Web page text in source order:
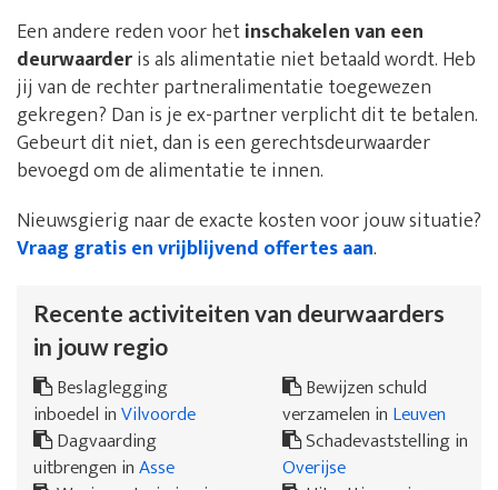
Een andere reden voor hetinschakelen van een
deurwaarderis als alimentatie niet betaald wordt. Heb
jij van de rechter partneralimentatie toegewezen
gekregen? Dan is je ex-partner verplicht dit te betalen.
Gebeurt dit niet, dan is een gerechtsdeurwaarder
bevoegd om de alimentatie te innen.
Nieuwsgierig naar de exacte kosten voor jouw situatie?
Vraag gratis en vrijblijvend offertes aan.
Recente activiteiten van deurwaarders
in jouw regio
Beslaglegging
inboedel inVilvoorde
Dagvaarding
uitbrengen inAsse
Bewijzen schuld
verzamelen in Leuven
Schadevaststelling in
Overijse